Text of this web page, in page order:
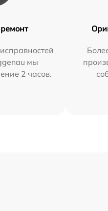
мы
2 часов.